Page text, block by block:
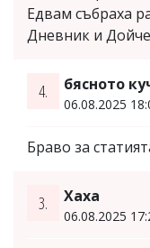
Едвам събраха
Дневник и
4. бясното
06.08.2025
Браво за
3. Хаха
06.08.2025